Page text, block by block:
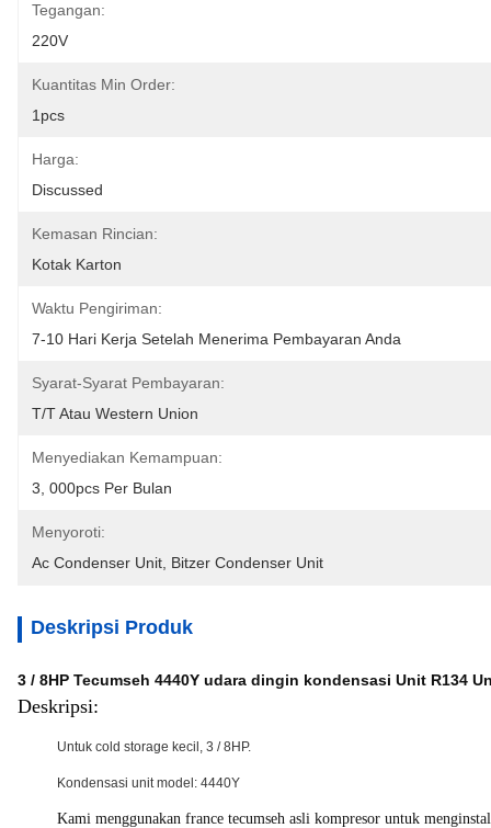
Tegangan:
220V
Kuantitas Min Order:
1pcs
Harga:
Discussed
Kemasan Rincian:
Kotak Karton
Waktu Pengiriman:
7-10 Hari Kerja Setelah Menerima Pembayaran Anda
Syarat-Syarat Pembayaran:
T/T Atau Western Union
Menyediakan Kemampuan:
3, 000pcs Per Bulan
Menyoroti:
Ac Condenser Unit Bitzer Condenser Unit
Deskripsi Produk
3 / 8HP Tecumseh 4440Y udara dingin kondensasi Unit R134
Deskripsi:
Untuk cold storage kecil, 3 / 8HP.
Kondensasi unit model: 4440Y
Kami menggunakan france tecumseh asli kompresor untuk